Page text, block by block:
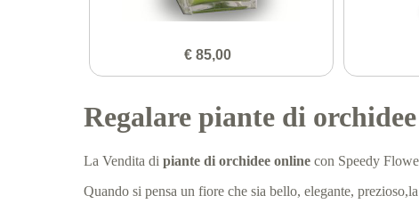
€ 85,00
Regalare piante di orchidee
La Vendita dipiante di orchidee onlinecon Speedy
Quando si pensa un fiore che sia bello, elegante,